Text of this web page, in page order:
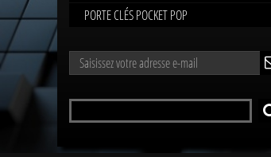
PORTE CLÉS POCKET POP
LETTRE
Rechercher
un